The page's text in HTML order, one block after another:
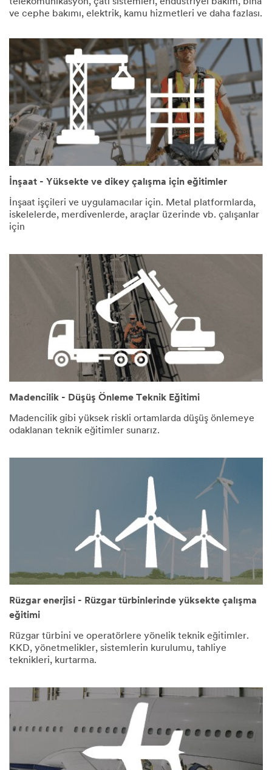
ve cephe bakımı, elektrik, kamu hizmetleri ve daha fazlası.
İnşaat - Yüksekte ve dikey çalışma için eğitimler
İnşaat işçileri ve uygulamacılar için. Metal platformlarda,
iskelelerde, merdivenlerde, araçlar üzerinde vb. çalışanlar
için
Madencilik - Düşüş Önleme Teknik Eğitimi
Madencilik gibi yüksek riskli ortamlarda düşüş önlemeye
odaklanan teknik eğitimler sunarız.
Rüzgar enerjisi - Rüzgar türbinlerinde yüksekte çalışma
eğitimi
Rüzgar türbini ve operatörlere yönelik teknik eğitimler.
KKD, yönetmelikler, sistemlerin kurulumu, tahliye
teknikleri, kurtarma.